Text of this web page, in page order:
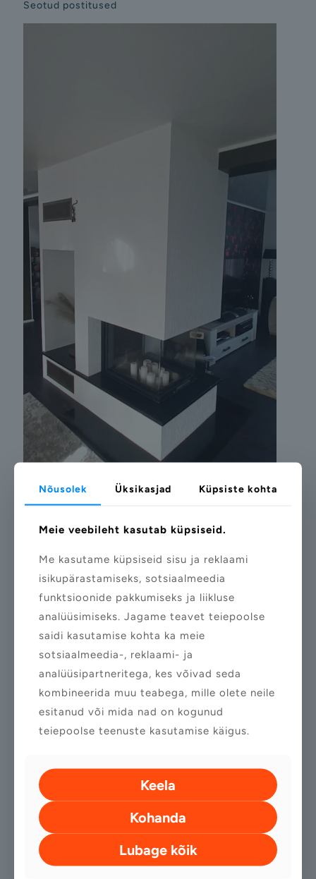
Seotud postitused
Kamin 27
Lae juurde
Nõusolek Üksikasjad Küpsiste kohta
Meie veebileht kasutab küpsiseid.
Me kasutame küpsiseid sisu ja reklaami
isikupärastamiseks, sotsiaalmeedia
funktsioonide pakkumiseks ja liikluse
analüüsimiseks. Jagame teavet teiepoolse
saidi kasutamise kohta ka meie
sotsiaalmeedia-, reklaami- ja
analüüsipartneritega, kes võivad seda
kombineerida muu teabega, mille olete neile
esitanud või mida nad on kogunud
teiepoolse teenuste kasutamise käigus.
Keela
Kohanda
Lubage kõik